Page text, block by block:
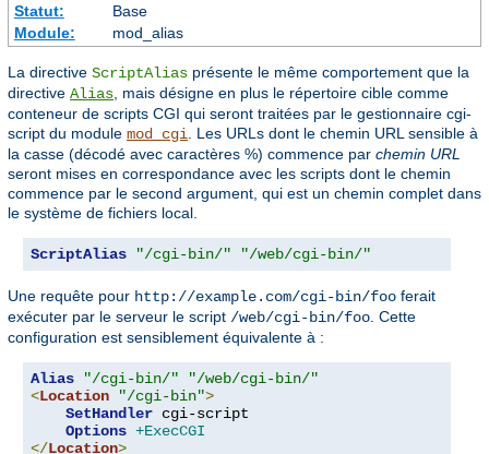
Statut:
Base
Module:
mod_alias
La directive ScriptAlias présente le même comportement que la
directive Alias , mais désigne en plus le répertoire cible comme
conteneur de scripts CGI qui seront traitées par le gestionnaire cgi-
script du module mod_cgi . Les URLs dont le chemin URL sensible à
la casse (décodé avec caractères %) commence par chemin URL
seront mises en correspondance avec les scripts dont le chemin
commence par le second argument, qui est un chemin complet dans
le système de fichiers local.
ScriptAlias "/cgi-bin/" "/web/cgi-bin/"
Une requête pour http://example.com/cgi-bin/foo ferait
exécuter par le serveur le script /web/cgi-bin/foo . Cette
configuration est sensiblement équivalente à :
Alias "/cgi-bin/"
"/web/cgi-bin/"
<Location "/cgi-bin">
SetHandler cgi-script
Options +ExecCGI
</Location>